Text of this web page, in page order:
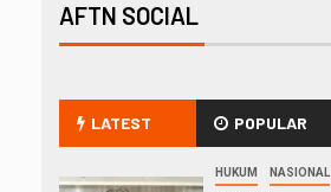
AFTN SOCIAL
LATEST POPULAR
HUKUM NASIONAL